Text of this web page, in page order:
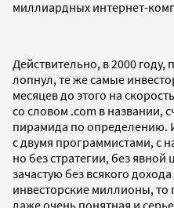
миллиардных интернет-
Действительно, в 2000 году,
лопнул, те же самые
месяцев до этого на
со словом .com в названии,
пирамида по определению.
с двумя программистами, с
но без стратегии, без
зачастую без всякого
инвесторские миллионы, то
даже очень понятная и